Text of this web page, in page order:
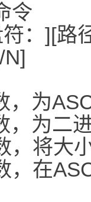
令
：][路
，为
，为二
，将大
，在